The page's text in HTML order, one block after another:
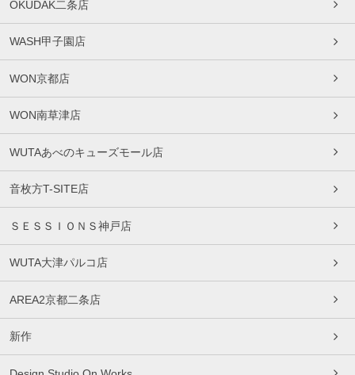
OKUDAK二条店
WASH甲子園店
WON京都店
WON南草津店
WUTAあべのキューズモール店
音枚方T-SITE店
ＳＥＳＳＩＯＮＳ神戸店
WUTA大津パルコ店
AREA2京都二条店
新作